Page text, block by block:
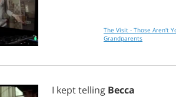
The Visit - Those Aren't
Grandparents
I kepttelling Becca